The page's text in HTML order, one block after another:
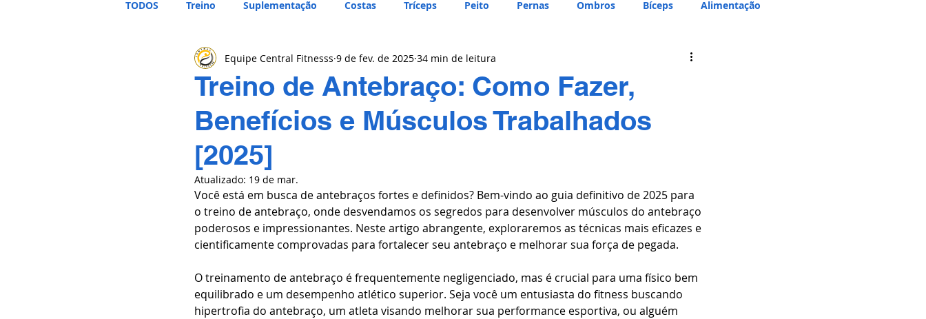
TODOS Treino Suplementação Costas Tríceps Peito Pernas Ombros Bíceps Alimentação
Treino de Antebraço: Como Fazer,
Benefícios e Músculos Trabalhados
[2025]
Equipe Central Fitnesss 9 de fev. de 2025 34 min de leitura
Atualizado: 19 de mar.
Você está em busca de antebraços fortes e definidos? Bem-vindo ao guia definitivo de 2025 para
o treino de antebraço, onde desvendamos os segredos para desenvolver músculos do antebraço
poderosos e impressionantes. Neste artigo abrangente, exploraremos as técnicas mais eficazes e
cientificamente comprovadas para fortalecer seu antebraço e melhorar sua força de pegada.
O treinamento de antebraço é frequentemente negligenciado, mas é crucial para uma físico bem
equilibrado e um desempenho atlético superior. Seja você um entusiasta do fitness buscando
hipertrofia do antebraço, um atleta visando melhorar sua performance esportiva, ou alguém